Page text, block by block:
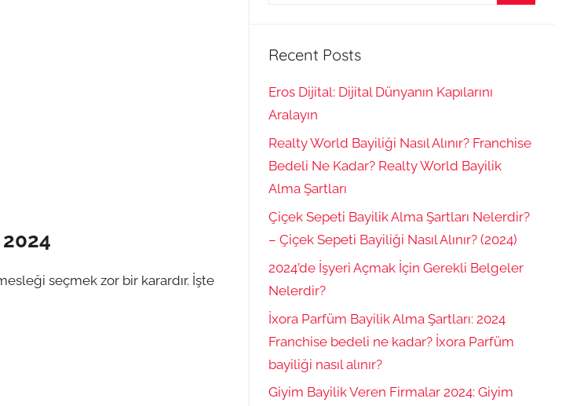
seçmek zor bir karardır. İşte
Recent Posts
Eros Dijital: Dijital Dünyanın Kapılarını
Aralayın
Realty World Bayiliği Nasıl Alınır? Franchise
Bedeli Ne Kadar? Realty World Bayilik
Alma Şartları
Çiçek Sepeti Bayilik Alma Şartları Nelerdir?
– Çiçek Sepeti Bayiliği Nasıl Alınır? (2024)
2024’de İşyeri Açmak İçin Gerekli Belgeler
Nelerdir?
İxora Parfüm Bayilik Alma Şartları: 2024
Franchise bedeli ne kadar? İxora Parfüm
bayiliği nasıl alınır?
Giyim Bayilik Veren Firmalar 2024: Giyim